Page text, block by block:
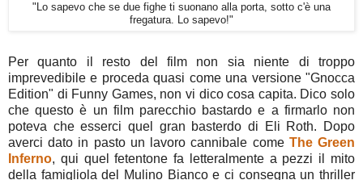
"Lo sapevo che se due fighe ti suonano alla porta, sotto c'è una
fregatura. Lo sapevo!"
Per quanto il resto del film non sia niente di troppo
imprevedibile e proceda quasi come una versione "Gnocca
Edition" di Funny Games, non vi dico cosa capita. Dico solo
che questo è un film parecchio bastardo e a firmarlo non
poteva che esserci quel gran basterdo di Eli Roth. Dopo
averci dato in pasto un lavoro cannibale come The Green
Inferno, qui quel fetentone fa letteralmente a pezzi il mito
della famigliola del Mulino Bianco e ci consegna un thriller